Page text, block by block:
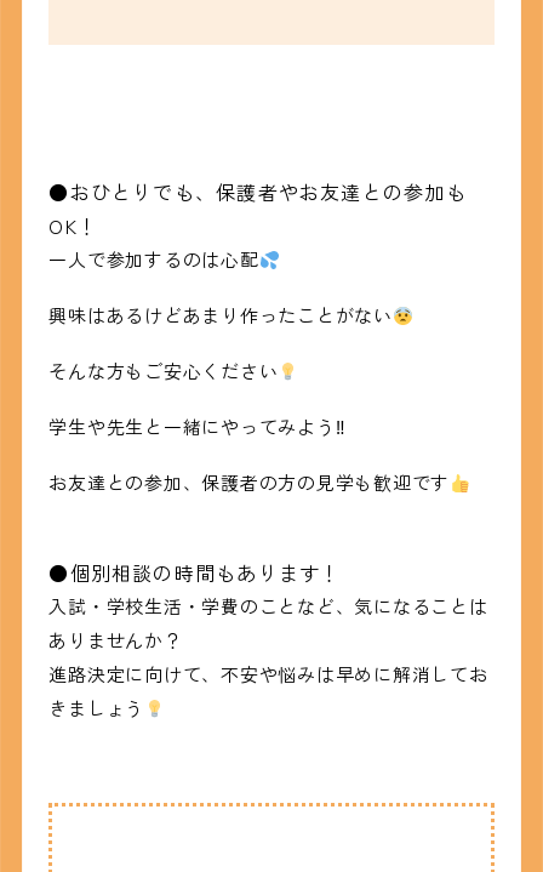
●おひとりでも、保護者やお友達との参加も
OK！
一人で参加するのは心配
興味はあるけどあまり作ったことがない
そんな方もご安心ください
学生や先生と一緒にやってみよう‼
お友達との参加、保護者の方の見学も歓迎です
●個別相談の時間もあります！
入試・学校生活・学費のことなど、気になることは
ありませんか？
進路決定に向けて、不安や悩みは早めに解消してお
きましょう